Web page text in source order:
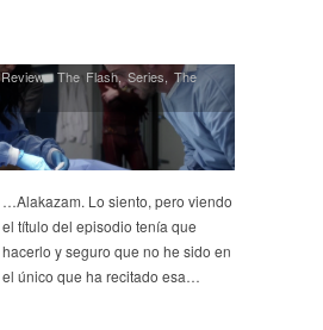
Reviews The Flash,Series, The
…Alakazam. Lo siento, pero viendo
el título del episodio tenía que
hacerlo y seguro que no he sido en
el único que ha recitado esa…